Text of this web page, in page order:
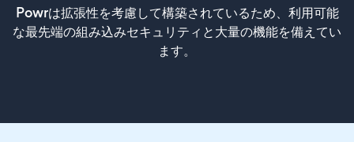
Powrは拡張性を考慮して構築されているため、利用可能
な最先端の組み込みセキュリティと大量の機能を備えてい
ます。